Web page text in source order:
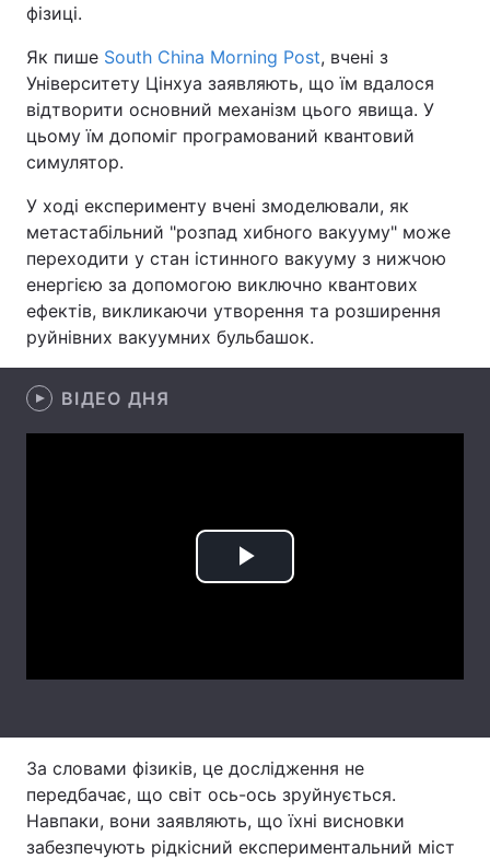
Зброя Інциденти
Здоров'я Туризм
Екологія Регіони
Лонгріди
Відео з Youtube Статті
Інтерв'ю
Тема оформлення
фізиці.
Як пише South China Morning Post, вчені з
Університету Цінхуа заявляють, що їм вдалося
відтворити основний механізм цього явища. У
цьому їм допоміг програмований квантовий
симулятор.
У ході експерименту вчені змоделювали, як
метастабільний "розпад хибного вакууму" може
переходити у стан істинного вакууму з нижчою
енергією за допомогою виключно квантових
ефектів, викликаючи утворення та розширення
руйнівних вакуумних бульбашок.
ВІДЕО ДНЯ
Play
За словами фізиків, це дослідження не
передбачає, що світ ось-ось зруйнується.
Навпаки, вони заявляють, що їхні висновки
забезпечують рідкісний експериментальний міст